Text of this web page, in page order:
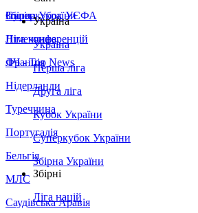
Збірна України
Італія
Німеччина
Франція
Нідерланди
Туреччина
Португалія
Бельгія
МЛС
Саудівська Аравія
Суперкубок УЄФА
Ліга конференцій
ЛЧ - Top News
Україна
Україна
Перша ліга
Друга ліга
Кубок України
Суперкубок України
Збірна України
Збірні
Ліга націй